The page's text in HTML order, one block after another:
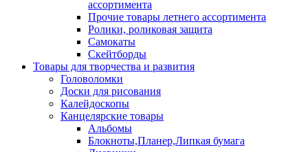
ассортимента
Прочие товары летнего ассортимента
Ролики, роликовая защита
Самокаты
Скейтборды
Товары для творчества и развития
Головоломки
Доски для рисования
Калейдоскопы
Канцелярские товары
Альбомы
Блокноты,Планер,Липкая бумага